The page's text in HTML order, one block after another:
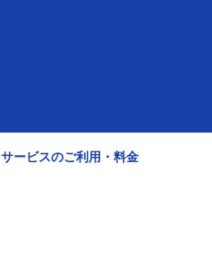
サービスのご利用・料金